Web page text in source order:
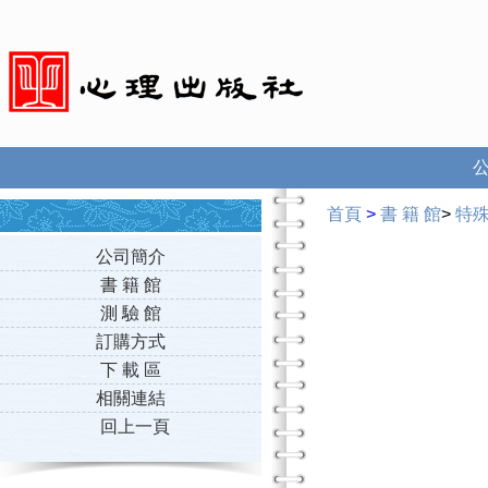
公司簡介
書 籍 館
測 驗 館
訂購方式
下 載 區
相關連結
回上一頁
首頁 > 書 籍 館> 特